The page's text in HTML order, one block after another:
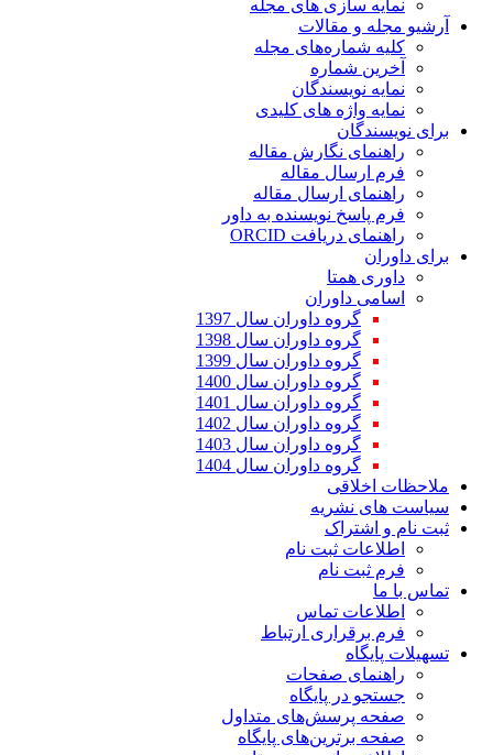
های مجله
مجله
های کلیدی
نگارش مقاله
مقاله
ارسال مقاله
نویسنده به داور
داوران سال 1397
داوران سال 1398
داوران سال 1399
داوران سال 1400
داوران سال 1401
داوران سال 1402
داوران سال 1403
داوران سال 1404
ارتباط
متداول
پایگاه